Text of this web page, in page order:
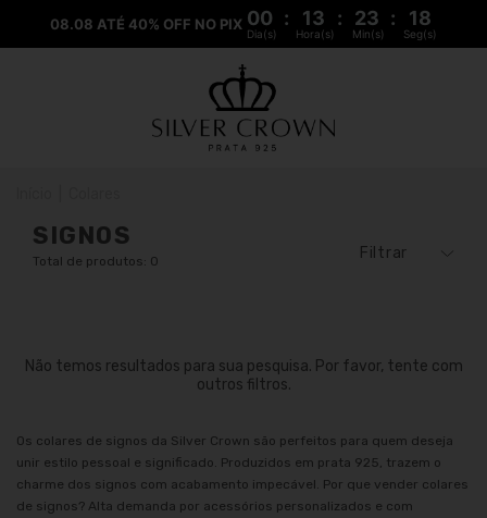
08.08 ATÉ 40% OFF NO PIX 00 : 13 : 23 : 18
Dia(s) Hora(s) Min(s) Seg(s)
SIGNOS
Total de produtos: 0 Filtrar
Não temos resultados para sua pesquisa. Por favor, tente com
outros filtros.
Os colares de signos da Silver Crown são perfeitos para quem deseja
unir estilo pessoal e significado. Produzidos em prata 925, trazem o
charme dos signos com acabamento impecável. Por que vender colares
de signos? Alta demanda por acessórios personalizados e com